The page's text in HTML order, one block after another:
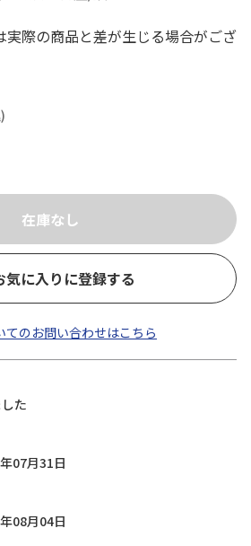
際の商品と差が生じる場合がござ
気に入りに登録する
てのお問い合わせはこちら
た
07月31日
08月04日